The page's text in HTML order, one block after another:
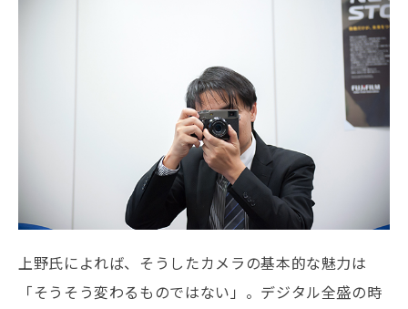
上野氏によれば、そうしたカメラの基本的な魅力は
「そうそう変わるものではない」。デジタル全盛の時